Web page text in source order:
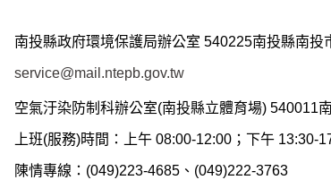
南投縣政府環境保護局辦公室 540225南投縣南投
service@mail.ntepb.gov.tw
空氣汙染防制科辦公室(南投縣立體育場) 540011
上班(服務)時間：上午 08:00-12:00；下午 13:30-
陳情專線：(049)223-4685、(049)222-3763